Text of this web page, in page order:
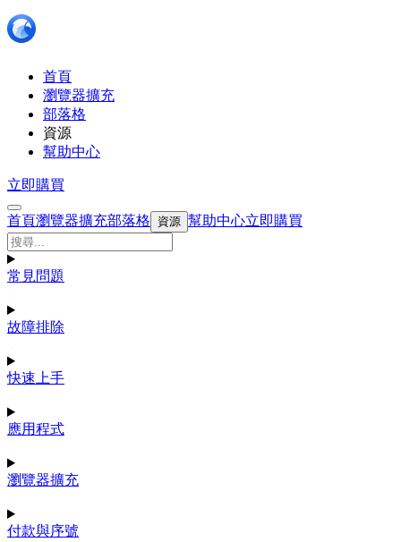
首頁
瀏覽器擴充
部落格
資源
幫助中心
立即購買
首頁瀏覽器擴充部落格 資源 幫助中心立即購買
常見問題
故障排除
快速上手
應用程式
瀏覽器擴充
付款與序號